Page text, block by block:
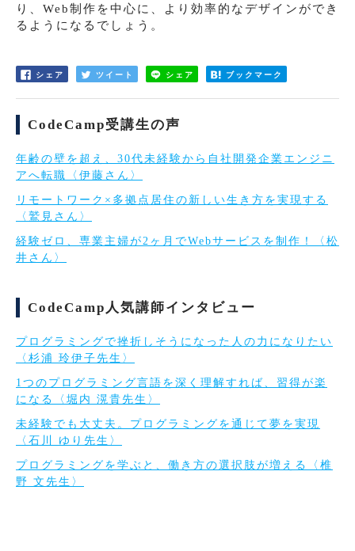
り、Web制作を中心に、より効率的なデザインができ
るようになるでしょう。
シェア ツイート シェア ブックマーク
CodeCamp受講生の声
年齢の壁を超え、30代未経験から自社開発企業エンジニ
アへ転職〈伊藤さん〉
リモートワーク×多拠点居住の新しい生き方を実現する
〈鷲見さん〉
経験ゼロ、専業主婦が2ヶ月でWebサービスを制作！〈松
井さん〉
CodeCamp人気講師インタビュー
プログラミングで挫折しそうになった人の力になりたい
〈杉浦 玲伊子先生〉
1つのプログラミング言語を深く理解すれば、習得が楽
になる〈堀内 滉貴先生〉
未経験でも大丈夫。プログラミングを通じて夢を実現
〈石川 ゆり先生〉
プログラミングを学ぶと、働き方の選択肢が増える〈椎
野 文先生〉